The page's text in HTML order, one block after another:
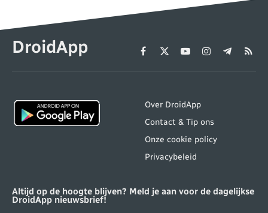
DroidApp Facebook
X
(Twitter)
YouTubeInstagram
Telegram
RSS
Over DroidApp
Contact & Tip ons
Onze cookie policy
Privacybeleid
Altijd op de hoogte blijven? Meld je aan voor de dagelijkse
DroidApp nieuwsbrief!